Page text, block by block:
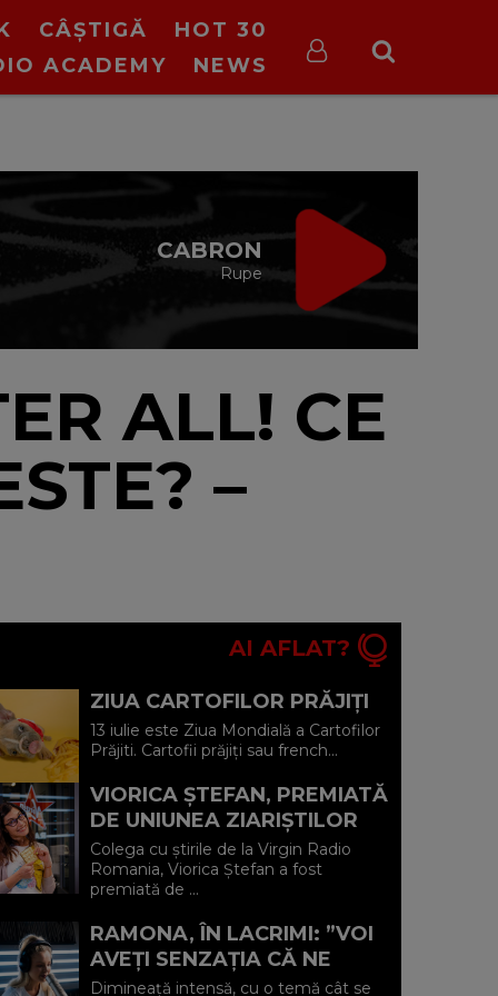
CÂȘTIGĂ
HOT 30
ACADEMY NEWS
VIRGIN RADIO
MUSIC
ALL! CE
–
AI AFLAT?
ZIUA CARTOFILOR PRĂJIȚI
13 iulie este Ziua Mondială a Cartofilor
Prăjiti. Cartofii prăjiți sau french...
VIORICA ȘTEFAN, PREMIATĂ
DE UNIUNEA ZIARIŞTILOR
PROFESIONIŞTI DIN
ROMÂNIA
Colega cu știrile de la Virgin Radio
Romania, Viorica Ștefan a fost
premiată de ...
RAMONA, ÎN LACRIMI: ”VOI
AVEȚI SENZAȚIA CĂ NE
COMPLIMENTAȚI, DAR NU E
Dimineață intensă, cu o temă cât se